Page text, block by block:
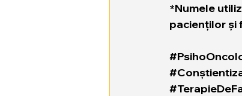
*Numele
pacienților și